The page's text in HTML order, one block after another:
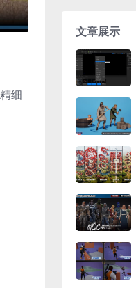
细
文章展示